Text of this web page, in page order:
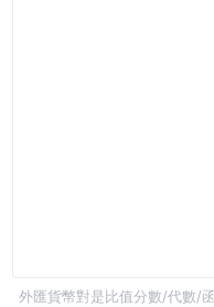
外匯貨幣對是比值分數/代數/